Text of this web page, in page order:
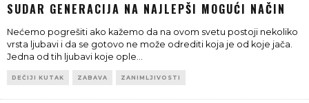
SUDAR GENERACIJA NA NAJLEPŠI MOGUĆI NAČIN
Nećemo pogrešiti ako kažemo da na ovom svetu postoji nekoliko
vrsta ljubavi i da se gotovo ne može odrediti koja je od koje jača.
Jedna od tih ljubavi koje ople...
DEČIJI KUTAK ZABAVA ZANIMLJIVOSTI